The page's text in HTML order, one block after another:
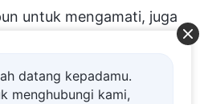
untuk mengamati, juga
kebenaran kepada
sudah cukup
Seandainya mereka
datang kepadamu.
menghubungi kami,